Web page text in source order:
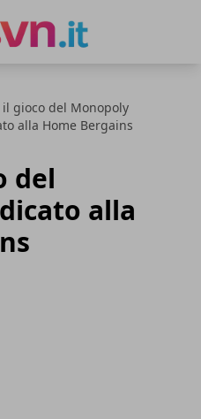
il gioco del Monopoly
alla Home Bergains
del
alla